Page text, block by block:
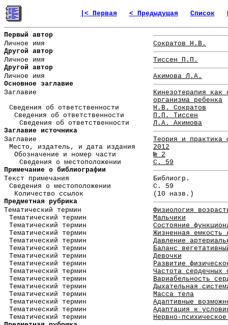
|< Первая < Предыдущая Список
Первый автор
Личное имя
Сократов Н.В.
Другой автор
Личное имя
Тиссен П.П.
Другой автор
Личное имя
Акимова Л.А.
Основное заглавие
Заглавие
Кинезотерапия как
организма ребенка
Сведения об ответственности
Н.В. Сократов
Сведения об ответственности
П.П. Тиссен
Сведения об ответственности
Л.А. Акимова
Заглавие источника
Заглавие
Теория и практика
Место, издатель, и дата издания
2012
Обозначение и номер части
№ 2
Сведения о местоположении
С. 59
Примечание о библиографии
Текст примечания
Библиогр.
Сведения о местоположении
С. 59
Количество ссылок
(10 назв.)
Предметная рубрика
Тематический термин
Физиология
Тематический термин
Мальчики
Тематический термин
Состояние
Тематический термин
Жизненная емкость
Тематический термин
Давление
Тематический термин
Баланс
Тематический термин
Девочки
Тематический термин
Развитие
Тематический термин
Частота сердечных
Тематический термин
Вариабельность
Тематический термин
Дыхательная
Тематический термин
Масса тела
Тематический термин
Адаптивные
Тематический термин
Адаптация к
Тематический термин
Нервно-